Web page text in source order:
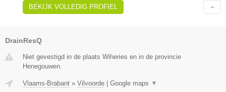
BEKIJK VOLLEDIG PROFIEL
DrainResQ
Niet gevestigd in de plaats Wiheries en in de provincie
Henegouwen.
Vlaams-Brabant » Vilvoorde | Google maps ▼